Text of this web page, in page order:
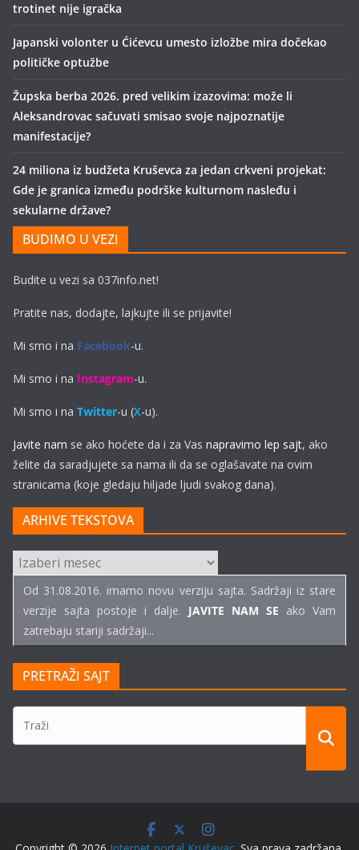
trotinet nije igračka
Japanski volonter u Ćićevcu umesto izložbe mira dočekao
političke optužbe
Župska berba 2026. pred velikim izazovima: može li
Aleksandrovac sačuvati smisao svoje najpoznatije
manifestacije?
24 miliona iz budžeta Kruševca za jedan crkveni projekat:
Gde je granica između podrške kulturnom nasleđu i
sekularne države?
BUDIMO U VEZI
Budite u vezi sa 037info.net!
Pratite nas, dodajte, lajkujte ili se prijavite!
Mi smo i na Facebook-u.
Mi smo i na Instagram-u.
Mi smo i na Twitter-u (X-u).
Javite nam se ako hoćete da i za Vas napravimo lep sajt, ako
želite da saradjujete sa nama ili da se oglašavate na ovim
stranicama (koje gledaju hiljade ljudi svakog dana).
ARHIVE TEKSTOVA
ARHIVE
TEKSTOVA
Od 31.08.2016. imamo novu verziju sajta. Sadržaji iz stare
verzije sajta postoje i dalje. JAVITE NAM SE ako Vam
zatrebaju stariji sadržaji...
PRETRAŽI SAJT